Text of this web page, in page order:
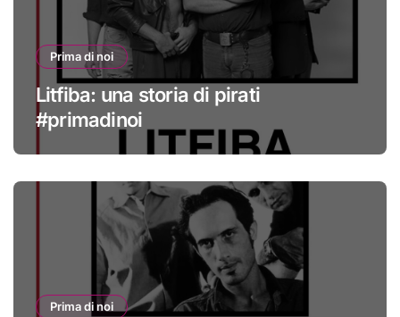
Prima di noi
Litfiba: una storia di pirati
#primadinoi
Prima di noi